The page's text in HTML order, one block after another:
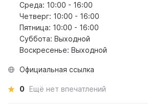
Среда: 10:00 - 16:00
Четверг: 10:00 - 16:00
Пятница: 10:00 - 16:00
Суббота: Выходной
Воскресенье: Выходной
Официальная ссылка
0 Ещё нет впечатлений